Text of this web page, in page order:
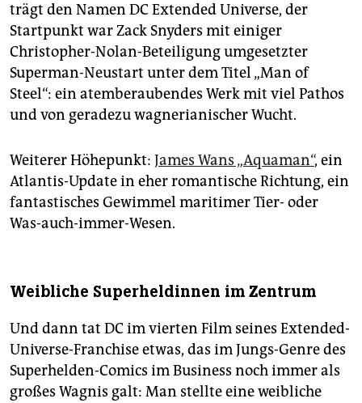
trägt den Namen DC Extended Universe, der
Startpunkt war Zack Snyders mit einiger
Christopher-Nolan-Beteiligung umgesetzter
Superman-Neustart unter dem Titel „Man of
Steel“: ein atemberaubendes Werk mit viel Pathos
und von geradezu wagnerianischer Wucht.
Weiterer Höhepunkt: James Wans „Aquaman“, ein
Atlantis-Update in eher romantische Richtung, ein
fantastisches Gewimmel maritimer Tier- oder
Was-auch-immer-Wesen.
Weibliche Superheldinnen im Zentrum
Und dann tat DC im vierten Film seines Extended-
Universe-Franchise etwas, das im Jungs-Genre des
Superhelden-Comics im Business noch immer als
großes Wagnis galt: Man stellte eine weibliche